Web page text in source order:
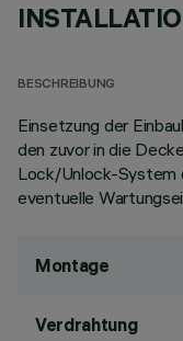
BESCHREIBUNG
Einsetzung der
den zuvor in die
Lock/Unlock-System
eventuelle
Montage
Verdrahtung